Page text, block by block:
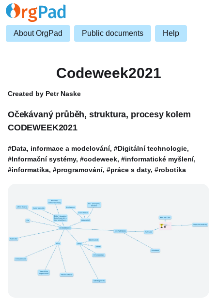
About OrgPad Public documents Help
Codeweek2021
Created by Petr Naske
Očekávaný průběh, struktura, procesy kolem
CODEWEEK2021
#Data, informace a modelování, #Digitální technologie,
#Informační systémy, #codeweek, #informatické myšlení,
#informatika, #programování, #práce s daty, #robotika